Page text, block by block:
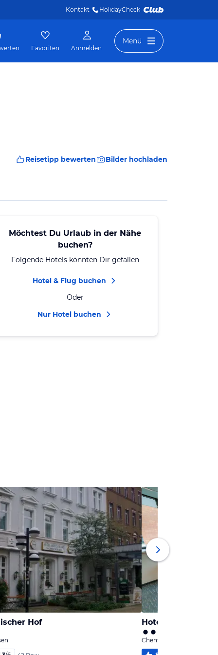
Kontakt HolidayCheck
Favoriten Anmelden
Menü
Reisetipp bewerten Bilder hochladen
Möchtest Du Urlaub in der Nähe
buchen?
Folgende Hotels könnten Dir gefallen
Hotel & Flug buchen
Oder
Nur Hotel buchen
Hof Hotel Biendo
Chemnitz, Sachsen